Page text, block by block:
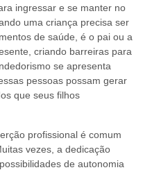
ingressar e se manter no
uma criança precisa ser
de saúde, é o pai ou a
criando barreiras para
se apresenta
pessoas possam gerar
que seus filhos
profissional é comum
vezes, a dedicação
de autonomia